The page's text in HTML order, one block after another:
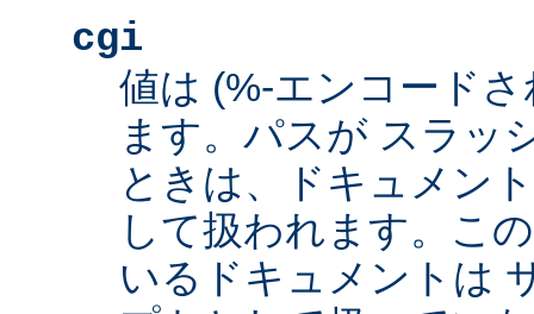
cgi
値は (%-エンコード
ます。パスが スラッ
ときは、ドキュメン
して扱われます。こ
いるドキュメントは